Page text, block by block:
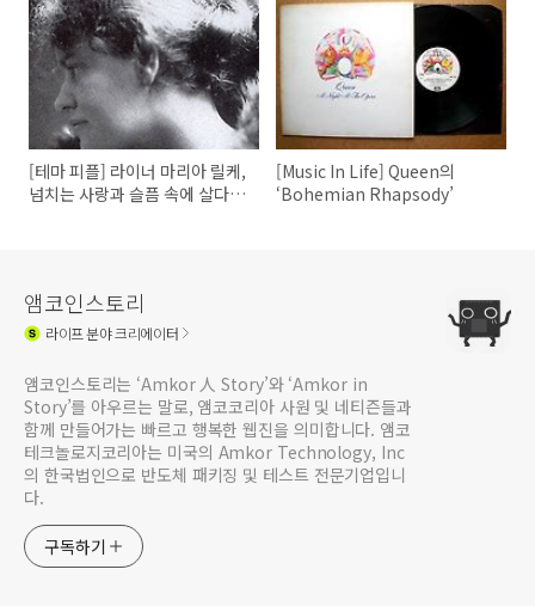
[테마 피플] 라이너 마리아 릴케,
넘치는 사랑과 슬픔 속에 살다
[Music In Life] Queen의
‘Bohemian Rhapsody’
앰코인스토리
라이프분야 크리에이터
앰코인스토리는 ‘Amkor 人 Story’와 ‘Amkor in
Story’를 아우르는 말로, 앰코코리아 사원 및 네티즌들과
함께 만들어가는 빠르고 행복한 웹진을 의미합니다. 앰코
테크놀로지코리아는 미국의 Amkor Technology, Inc
의 한국법인으로 반도체 패키징 및 테스트 전문기업입니
다.
구독하기